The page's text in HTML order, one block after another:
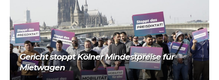
Gericht stoppt Kölner Mindestpreise für
Mietwagen